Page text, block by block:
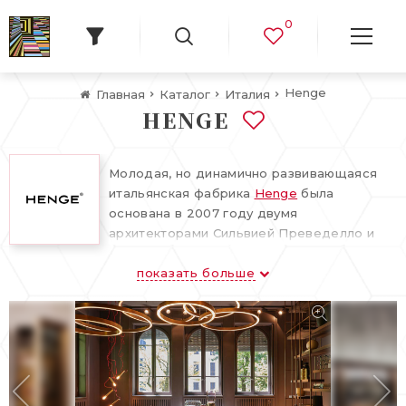
0
Главная Каталог Италия Нenge
НENGE
Молодая, но динамично развивающаяся
итальянская фабрика Henge была
основана в 2007 году двумя
архитекторами Сильвией Преведелло и
компании Henge является создание
дизайна оставляют пространству свободу
и создают ощущение легкого
несовершенства домашней обстановки.
Фабрика производит высококачественную
мебель в современном стиле с
показать больше